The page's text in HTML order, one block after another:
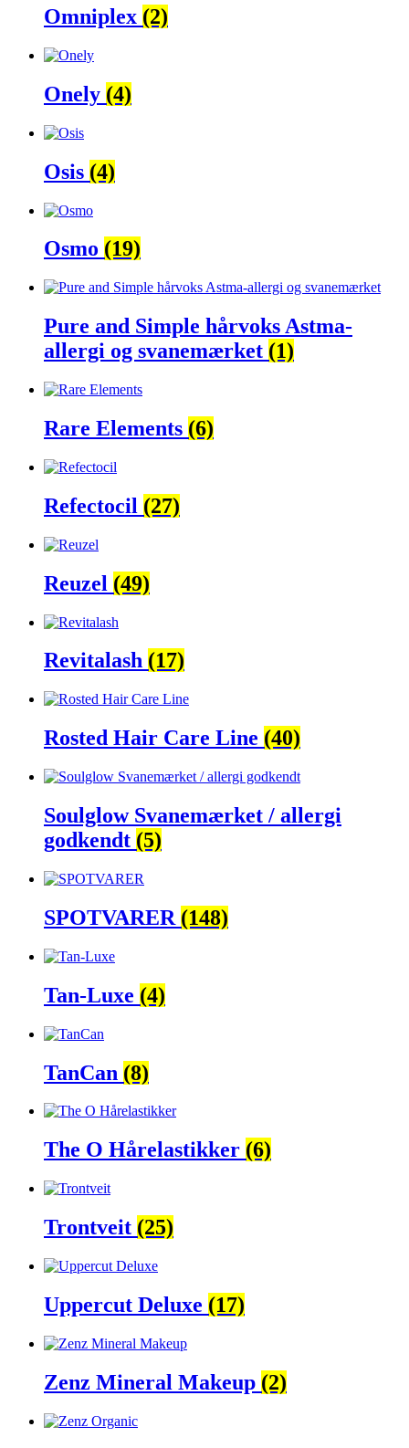
Omniplex (2)
Onely (4)
Osis (4)
Osmo (19)
Pure and Simple hårvoks Astma-
allergi og svanemærket (1)
Rare Elements (6)
Refectocil (27)
Reuzel (49)
Revitalash (17)
Rosted Hair Care Line (40)
Soulglow Svanemærket / allergi
godkendt (5)
SPOTVARER (148)
Tan-Luxe (4)
TanCan (8)
The O Hårelastikker (6)
Trontveit (25)
Uppercut Deluxe (17)
Zenz Mineral Makeup (2)